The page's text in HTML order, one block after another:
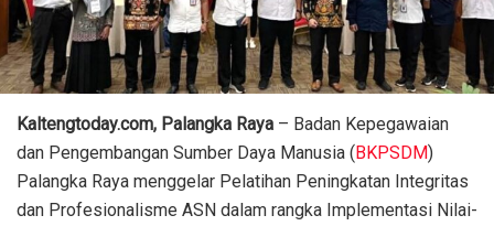
Kaltengtoday.com, Palangka Raya – Badan Kepegawaian
dan Pengembangan Sumber Daya Manusia (BKPSDM)
Palangka Raya menggelar Pelatihan Peningkatan Integritas
dan Profesionalisme ASN dalam rangka Implementasi Nilai-